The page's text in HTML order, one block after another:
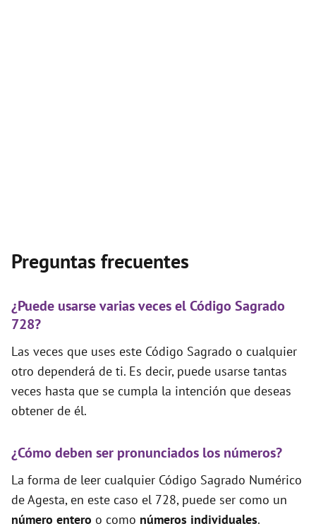
Preguntas frecuentes
¿Puede usarse varias veces el Código Sagrado
728?
Las veces que uses este Código Sagrado o cualquier
otro dependerá de ti. Es decir, puede usarse tantas
veces hasta que se cumpla la intención que deseas
obtener de él.
¿Cómo deben ser pronunciados los números?
La forma de leer cualquier Código Sagrado Numérico
de Agesta, en este caso el 728, puede ser como un
número entero o como números individuales.